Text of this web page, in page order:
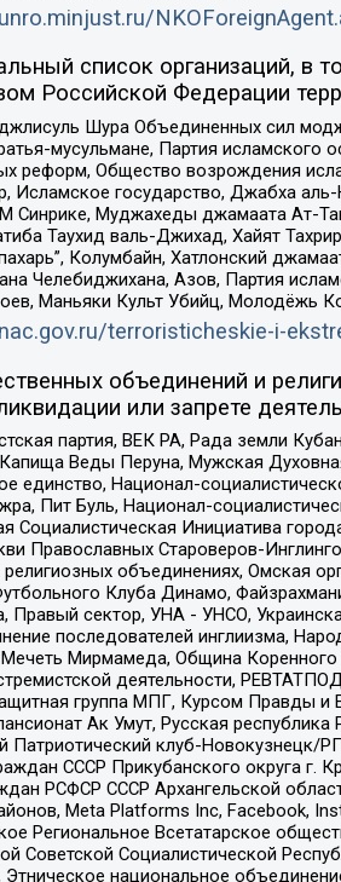
список организаций, в
Российской Федерации
Шура Объединенных сил
мусульмане, Партия
реформ, Общество возрождения
Исламское государство, Джабха
Синрике, Муджахеды джамаата Ат-
Таухид валь-Джихад, Хайят
Колумбайн, Хатлонский
Челебиджихана, Азов, Партия
Маньяки Культ Убийц, Молодёжь
terroristicheskie-i-
объединений и
или запрете
партия, ВЕК РА, Рада земли
Веды Перуна, Мужская
единство, Национал-
Пит Буль, Национал-
Социалистическая Инициатива
Православных Староверов-
объединениях, Омская
Клуба Динамо,
Правый сектор, УНА - УНСО,
последователей инглиизма,
Мирмамеда, Община
деятельности,
группа МПГ, Курсом Правды и
Ак Умут, Русская
Патриотический клуб-
СССР Прикубанского округа
РСФСР СССР Архангельской
Meta Platforms Inc, Facebook,
Региональное Всетатарское
Советской Социалистической
Этническое национальное